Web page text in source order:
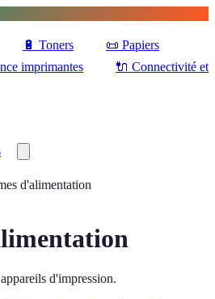
🔋 Toners 📜 Papiers
imprimantes 🔌 Connectivité et
d'alimentation
d'impression.